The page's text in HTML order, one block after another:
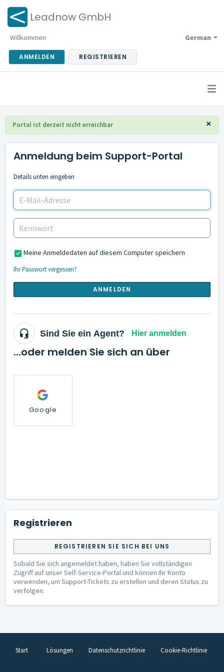
Leadnow GmbH
German
Willkommen
ANMELDEN REGISTRIEREN
×
Portal ist derzeit nicht erreichbar
Anmeldung beim Support-Portal
Details unten eingeben
Meine Anmeldedaten auf diesem Computer speichern
Ihr Passwort vergessen?
ANMELDEN
Sind Sie ein Agent? Hier anmelden
...oder melden Sie sich an über
Google
Registrieren
REGISTRIEREN SIE SICH BEI UNS
Sobald Sie sich angemeldet haben, haben Sie vollständigen
Zugriff auf unser Self-Service-Portal und können Ihr Konto
verwenden, um Support-Tickets zu erstellen und deren Status zu
verfolgen.
Start Lösungen Datenschutzrichtlinie Cookie-Richtlinie